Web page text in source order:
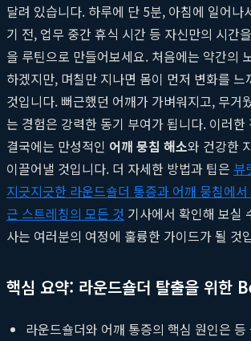
달려 있습니다. 하루에 단 5분, 아침에 일어나
기 전, 업무 중간 휴식 시간 등 자신만의 시간
을 루틴으로 만들어보세요. 처음에는 약간의
하겠지만, 며칠만 지나면 몸이 먼저 변화를 느
것입니다. 뻐근했던 어깨가 가벼워지고, 무거
는 경험은 강력한 동기 부여가 됩니다. 이러한
결국에는 만성적인 어깨 뭉침 해소와 건강한
이끌어낼 것입니다. 더 자세한 방법과 팁은 뷰
지긋지긋한 라운드숄더 통증과 어깨 뭉침에
근 스트레칭의 모든 것 기사에서 확인해 보실
사는 여러분의 여정에 훌륭한 가이드가 될 것
핵심 요약: 라운드숄더 탈출을 위한
라운드숄더와 어깨 통증의 핵심 원인은